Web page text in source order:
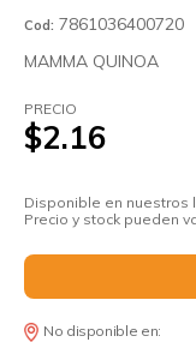
Cod: 7861036400720
MAMMA QUINOA
PRECIO
$2.16
Disponible en nuestros
Precio y stock pueden
No disponible en: